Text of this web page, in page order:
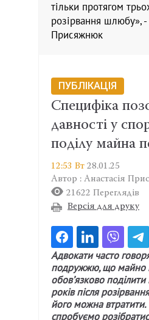
тільки протягом
розірвання шлюбу», -
Присяжнюк
ПУБЛІКАЦІЯ
Специфіка
давності у
поділу майна
12:53 Вт 28.01.25
Автор : Анастасія
21622 Переглядів
Версія для друку
Адвокати часто
подружжю, що майно
обовʼязково
років після
його можна втратити.
спробуємо